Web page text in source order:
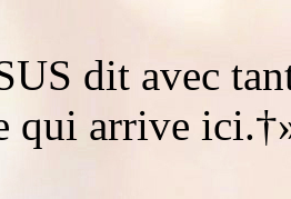
dit avec
qui arrive